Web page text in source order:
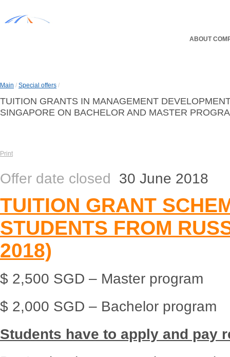
ABOUT
Main / Special offers /
TUITION GRANTS IN MANAGEMENT
SINGAPORE ON BACHELOR AND MASTER
Print
Offer date closed 30 June 2018
TUITION GRANT
STUDENTS FROM
2018)
$ 2,500 SGD – Master program
$ 2,000 SGD – Bachelor program
Students have to apply and pay